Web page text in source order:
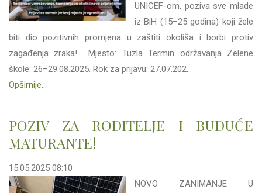
UNICEF-om, poziva sve mlade
iz BiH (15–25 godina) koji žele
biti dio pozitivnih promjena u zaštiti okoliša i borbi protiv
zagađenja zraka! Mjesto: Tuzla Termin održavanja Zelene
škole: 26–29.08.2025. Rok za prijavu: 27.07.202...
Opširnije...
POZIV ZA RODITELJE I BUDUĆE
MATURANTE!
15.05.2025 08:10
NOVO ZANIMANJE U